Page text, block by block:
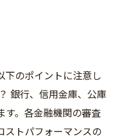
下のポイントに注意し
銀行、信用金庫、公庫
す。各金融機関の審査
ストパフォーマンスの